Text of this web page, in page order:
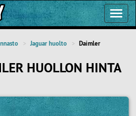
Jaguar huolto Daimler
HUOLLON HINTA